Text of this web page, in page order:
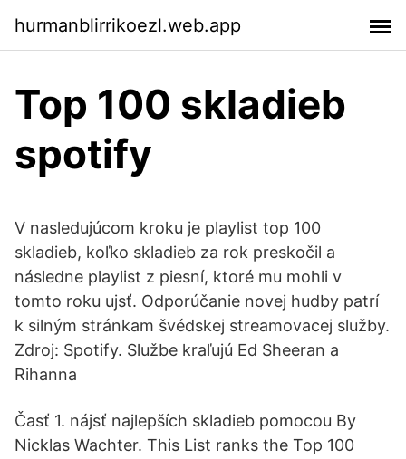
hurmanblirrikoezl.web.app
Top 100 skladieb
spotify
V nasledujúcom kroku je playlist top 100
skladieb, koľko skladieb za rok preskočil a
následne playlist z piesní, ktoré mu mohli v
tomto roku ujsť. Odporúčanie novej hudby patrí
k silným stránkam švédskej streamovacej služby.
Zdroj: Spotify. Službe kraľujú Ed Sheeran a
Rihanna
Časť 1. nájsť najlepších skladieb pomocou By
Nicklas Wachter. This List ranks the Top 100